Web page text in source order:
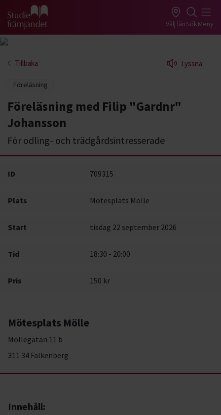
Gå till studiefrämjandets startsida Välj länSökMeny
Tillbaka Lyssna
Föreläsning
Föreläsning med Filip "Gardnr"
Johansson
För odling- och trädgårdsintresserade
ID 709315
Plats Mötesplats Mölle
Start tisdag 22 september 2026
Tid 18:30 - 20:00
Pris 150 kr
Mötesplats Mölle
Möllegatan 11 b
311 34 Falkenberg
Innehåll: